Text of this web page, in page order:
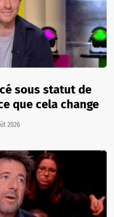
sous statut de
que cela change
2026